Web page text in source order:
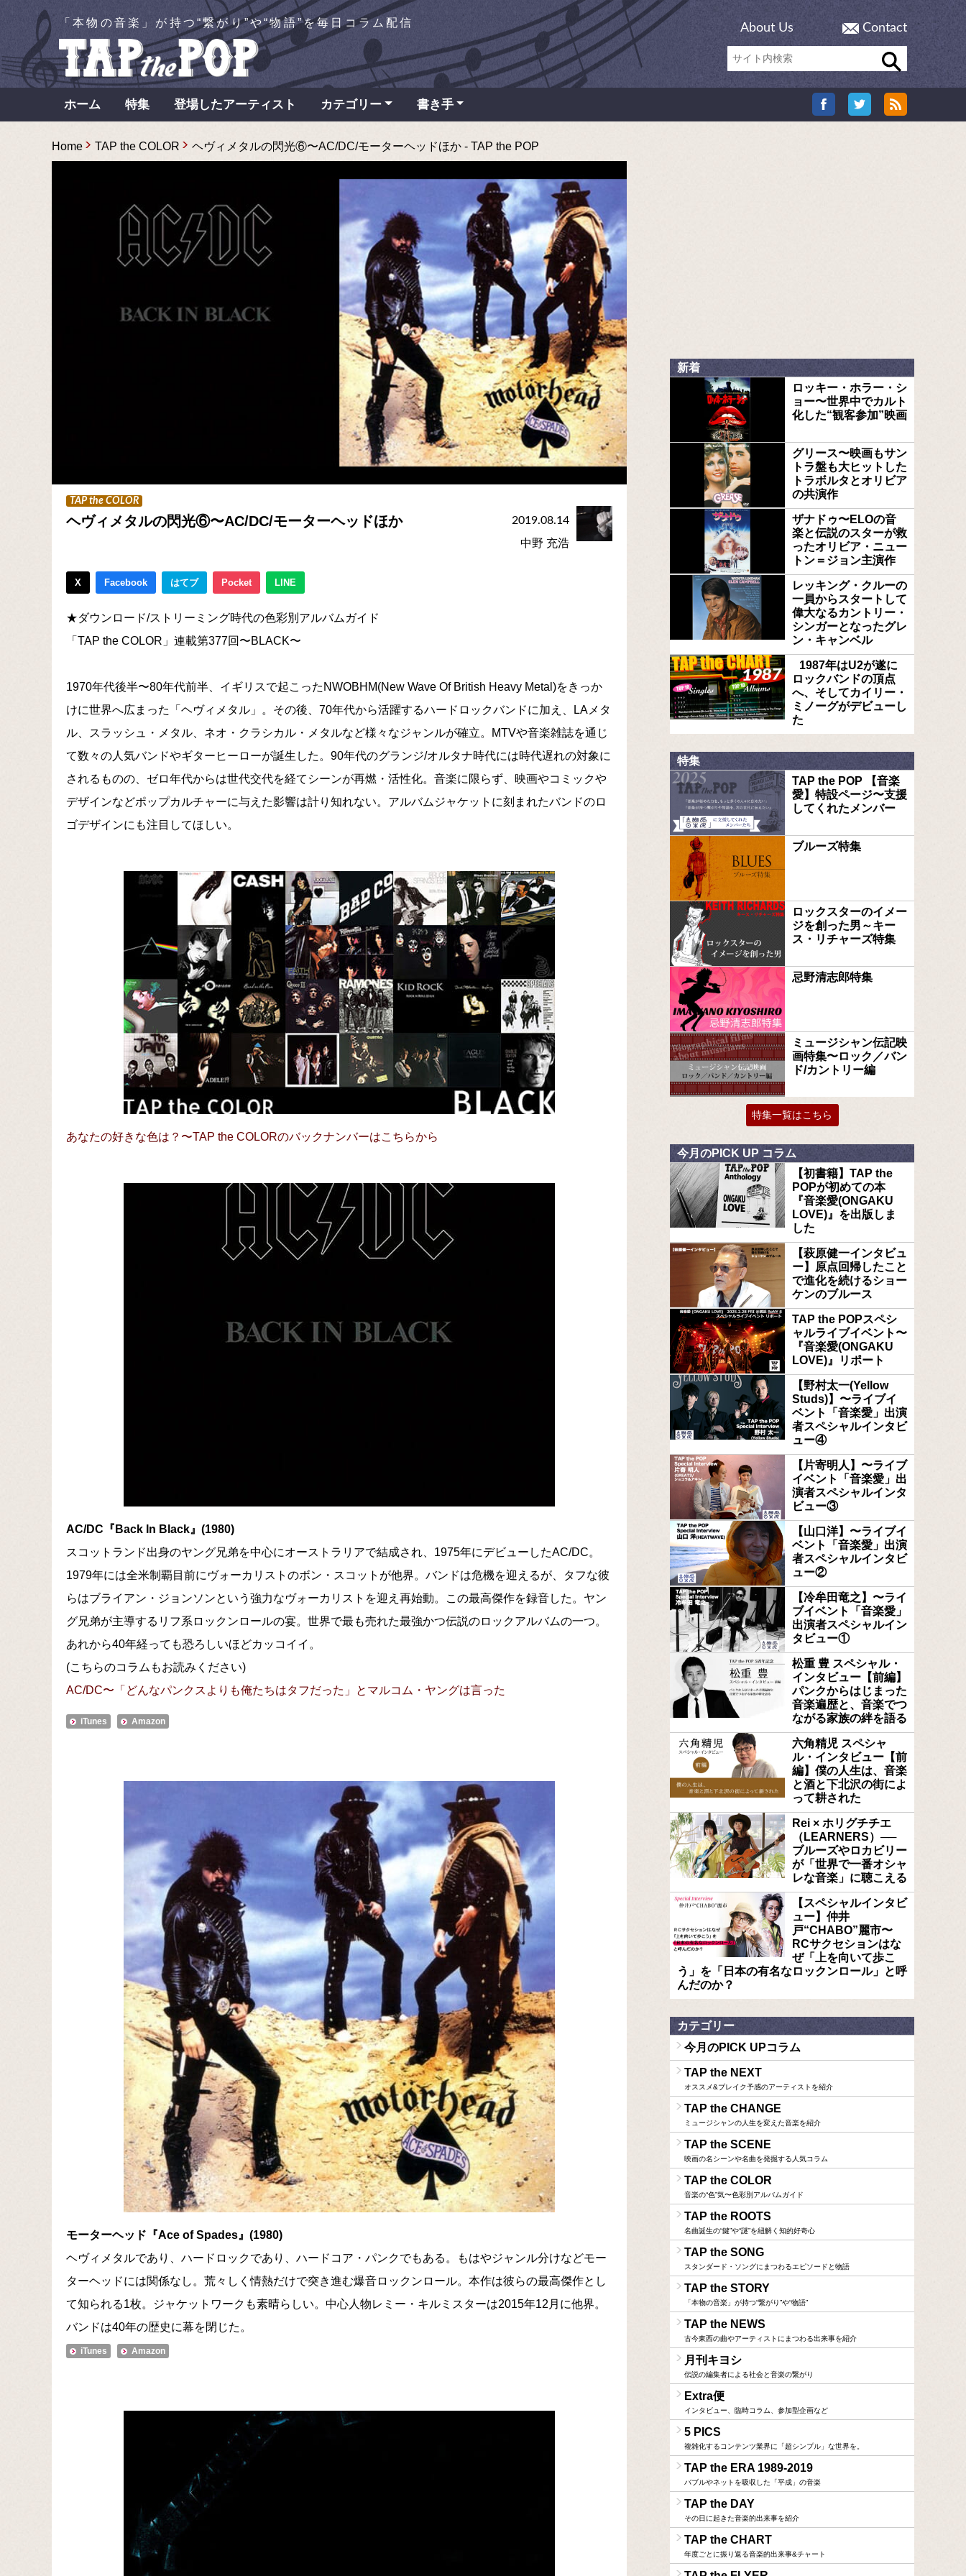
「本物の音楽」が持つ“繋がり”や“物語”を毎日コラム配信 About Us Contact
ホーム 特集 登場したアーティスト カテゴリー 書き手
Home TAP the COLOR ヘヴィメタルの閃光⑥〜AC/DC/モーターヘッドほか - TAP the POP
TAP the COLOR
ヘヴィメタルの閃光⑥〜AC/DC/モーターヘッドほか 2019.08.14
中野 充浩
X Facebook はてブ Pocket LINE
★ダウンロード/ストリーミング時代の色彩別アルバムガイド
「TAP the COLOR」連載第377回〜BLACK〜
1970年代後半〜80年代前半、イギリスで起こったNWOBHM(New Wave Of British Heavy Metal)をきっか
けに世界へ広まった「ヘヴィメタル」。その後、70年代から活躍するハードロックバンドに加え、LAメタ
ル、スラッシュ・メタル、ネオ・クラシカル・メタルなど様々なジャンルが確立。MTVや音楽雑誌を通じ
て数々の人気バンドやギターヒーローが誕生した。90年代のグランジ/オルタナ時代には時代遅れの対象に
されるものの、ゼロ年代からは世代交代を経てシーンが再燃・活性化。音楽に限らず、映画やコミックや
デザインなどポップカルチャーに与えた影響は計り知れない。アルバムジャケットに刻まれたバンドのロ
ゴデザインにも注目してほしい。
あなたの好きな色は？〜TAP the COLORのバックナンバーはこちらから
AC/DC『Back In Black』(1980)
スコットランド出身のヤング兄弟を中心にオーストラリアで結成され、1975年にデビューしたAC/DC。
1979年には全米制覇目前にヴォーカリストのボン・スコットが他界。バンドは危機を迎えるが、タフな彼
らはブライアン・ジョンソンという強力なヴォーカリストを迎え再始動。この最高傑作を録音した。ヤン
グ兄弟が主導するリフ系ロックンロールの宴。世界で最も売れた最強かつ伝説のロックアルバムの一つ。
あれから40年経っても恐ろしいほどカッコイイ。
(こちらのコラムもお読みください)
AC/DC〜「どんなパンクスよりも俺たちはタフだった」とマルコム・ヤングは言った
iTunes Amazon
モーターヘッド『Ace of Spades』(1980)
ヘヴィメタルであり、ハードロックであり、ハードコア・パンクでもある。もはやジャンル分けなどモー
ターヘッドには関係なし。荒々しく情熱だけで突き進む爆音ロックンロール。本作は彼らの最高傑作とし
て知られる1枚。ジャケットワークも素晴らしい。中心人物レミー・キルミスターは2015年12月に他界。
バンドは40年の歴史に幕を閉じた。
iTunes Amazon
新着
ロッキー・ホラー・シ
ョー〜世界中でカルト
化した“観客参加”映画
グリース〜映画もサン
トラ盤も大ヒットした
トラボルタとオリビア
の共演作
ザナドゥ〜ELOの音
楽と伝説のスターが救
ったオリビア・ニュー
トン＝ジョン主演作
レッキング・クルーの
一員からスタートして
偉大なるカントリー・
シンガーとなったグレ
ン・キャンベル
1987年はU2が遂に
ロックバンドの頂点
へ、そしてカイリー・
ミノーグがデビューし
た
特集
TAP the POP 【音楽
愛】特設ページ〜支援
してくれたメンバー
ブルーズ特集
ロックスターのイメー
ジを創った男～キー
ス・リチャーズ特集
忌野清志郎特集
ミュージシャン伝記映
画特集〜ロック／バン
ド/カントリー編
特集一覧はこちら
今月のPICK UP コラム
【初書籍】TAP the
POPが初めての本
『音楽愛(ONGAKU
LOVE)』を出版しま
した
【萩原健一インタビュ
ー】原点回帰したこと
で進化を続けるショー
ケンのブルース
TAP the POPスペシ
ャルライブイベント〜
『音楽愛(ONGAKU
LOVE)』リポート
【野村太一(Yellow
Studs)】〜ライブイ
ベント「音楽愛」出演
者スペシャルインタビ
ュー④
【片寄明人】〜ライブ
イベント「音楽愛」出
演者スペシャルインタ
ビュー③
【山口洋】〜ライブイ
ベント「音楽愛」出演
者スペシャルインタビ
ュー②
【冷牟田竜之】〜ライ
ブイベント「音楽愛」
出演者スペシャルイン
タビュー①
松重 豊 スペシャル・
インタビュー【前編】
パンクからはじまった
音楽遍歴と、音楽でつ
ながる家族の絆を語る
六角精児 スペシャ
ル・インタビュー【前
編】僕の人生は、音楽
と酒と下北沢の街によ
って耕された
Rei × ホリグチチエ
（LEARNERS）──
ブルーズやロカビリー
が「世界で一番オシャ
レな音楽」に聴こえる
【スペシャルインタビ
ュー】仲井
戸“CHABO”麗市〜
RCサクセションはな
ぜ「上を向いて歩こ
う」を「日本の有名なロックンロール」と呼
んだのか？
カテゴリー
今月のPICK UPコラム
TAP the NEXT
オススメ&ブレイク予感のアーティストを紹介
TAP the CHANGE
ミュージシャンの人生を変えた音楽を紹介
TAP the SCENE
映画の名シーンや名曲を発掘する人気コラム
TAP the COLOR
音楽の“色”気〜色彩別アルバムガイド
TAP the ROOTS
名曲誕生の“鍵”や“謎”を紐解く知的好奇心
TAP the SONG
スタンダード・ソングにまつわるエピソードと物語
TAP the STORY
「本物の音楽」が持つ“繋がり”や“物語”
TAP the NEWS
古今東西の曲やアーティストにまつわる出来事を紹介
月刊キヨシ
伝説の編集者による社会と音楽の繋がり
Extra便
インタビュー、臨時コラム、参加型企画など
5 PICS
複雑化するコンテンツ業界に「超シンプル」な世界を。
TAP the ERA 1989-2019
バブルやネットを吸収した「平成」の音楽
TAP the DAY
その日に起きた音楽的出来事を紹介
TAP the CHART
年度ごとに振り返る音楽的出来事&チャート